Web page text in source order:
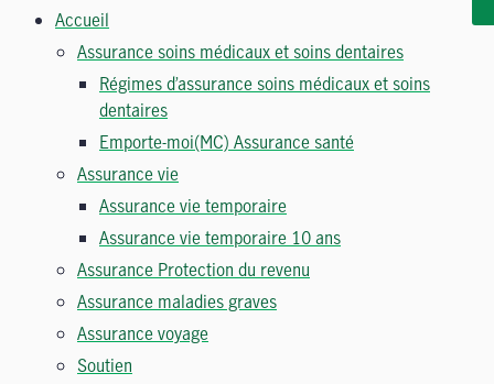
Accueil
Assurance soins médicaux et soins dentaires
Régimes d’assurance soins médicaux et soins
dentaires
Emporte-moi(MC) Assurance santé
Assurance vie
Assurance vie temporaire
Assurance vie temporaire 10 ans
Assurance Protection du revenu
Assurance maladies graves
Assurance voyage
Soutien